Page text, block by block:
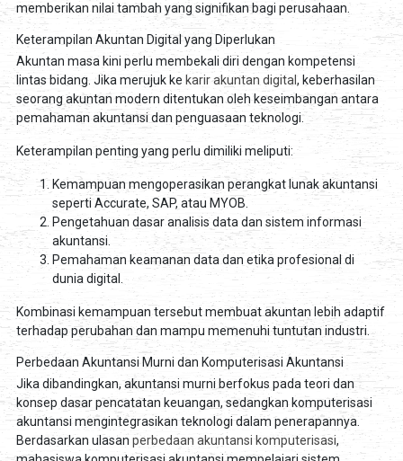
memberikan nilai tambah yang signifikan bagi perusahaan.
Keterampilan Akuntan Digital yang Diperlukan
Akuntan masa kini perlu membekali diri dengan kompetensi
lintas bidang. Jika merujuk ke karir akuntan digital, keberhasilan
seorang akuntan modern ditentukan oleh keseimbangan antara
pemahaman akuntansi dan penguasaan teknologi.
Keterampilan penting yang perlu dimiliki meliputi:
Kemampuan mengoperasikan perangkat lunak akuntansi
seperti Accurate, SAP, atau MYOB.
Pengetahuan dasar analisis data dan sistem informasi
akuntansi.
Pemahaman keamanan data dan etika profesional di
dunia digital.
Kombinasi kemampuan tersebut membuat akuntan lebih adaptif
terhadap perubahan dan mampu memenuhi tuntutan industri.
Perbedaan Akuntansi Murni dan Komputerisasi Akuntansi
Jika dibandingkan, akuntansi murni berfokus pada teori dan
konsep dasar pencatatan keuangan, sedangkan komputerisasi
akuntansi mengintegrasikan teknologi dalam penerapannya.
Berdasarkan ulasan perbedaan akuntansi komputerisasi,